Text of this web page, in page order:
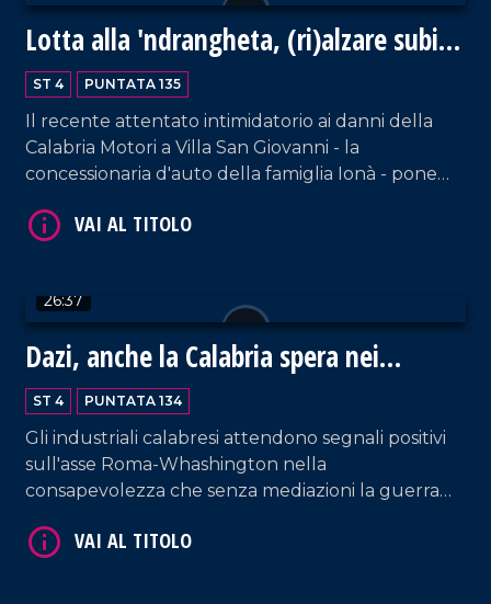
Lotta alla 'ndrangheta, (ri)alzare subito
la guardia
ST 4 PUNTATA 135
Il recente attentato intimidatorio ai danni della
Calabria Motori a Villa San Giovanni - la
concessionaria d'auto della famiglia Ionà - pone
necessità di rafforzare le azioni per dare una
26:37
Dazi, anche la Calabria spera nei
negoziati
ST 4 PUNTATA 134
Gli industriali calabresi attendono segnali positivi
sull'asse Roma-Whashington nella
consapevolezza che senza mediazioni la guerra
destinata a danneggiare l'economia reale della
VAI AL TITOLO
VAI AL TITOLO